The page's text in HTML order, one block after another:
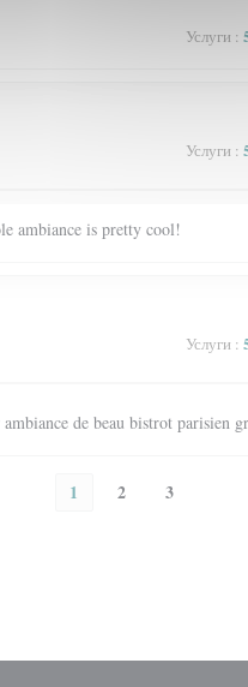
Услуги :
Услуги :
ambiance is pretty cool!
Услуги :
de beau bistrot parisien
1 2 3